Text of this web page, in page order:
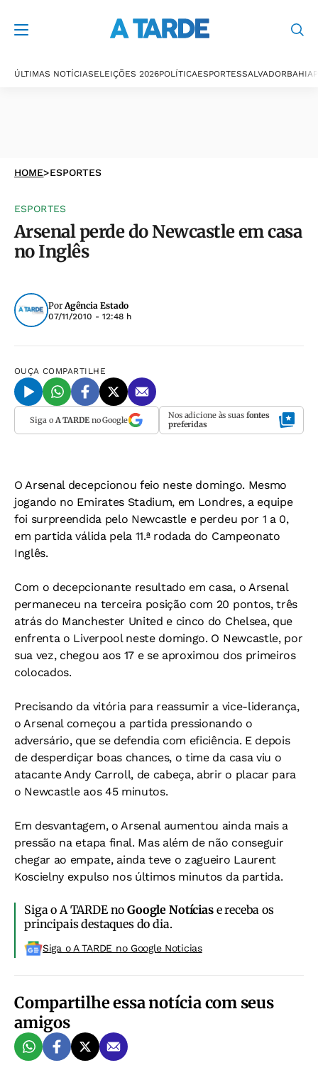
ÚLTIMAS NOTÍCIASELEIÇÕES 2026POLÍTICAESPORTESSALVADORBAHIA
HOME>ESPORTES
ESPORTES
Arsenal perde do Newcastle em casa
no Inglês
PorAgência Estado
07/11/2010 - 12:48 h
OUÇA COMPARTILHE
Siga o A TARDEno Google Nos adicione às suas fontes
preferidas
O Arsenal decepcionou feio neste domingo. Mesmo
jogando no Emirates Stadium, em Londres, a equipe
foi surpreendida pelo Newcastle e perdeu por 1 a 0,
em partida válida pela 11.ª rodada do Campeonato
Inglês.
Com o decepcionante resultado em casa, o Arsenal
permaneceu na terceira posição com 20 pontos, três
atrás do Manchester United e cinco do Chelsea, que
enfrenta o Liverpool neste domingo. O Newcastle, por
sua vez, chegou aos 17 e se aproximou dos primeiros
colocados.
Precisando da vitória para reassumir a vice-liderança,
o Arsenal começou a partida pressionando o
adversário, que se defendia com eficiência. E depois
de desperdiçar boas chances, o time da casa viu o
atacante Andy Carroll, de cabeça, abrir o placar para
o Newcastle aos 45 minutos.
Em desvantagem, o Arsenal aumentou ainda mais a
pressão na etapa final. Mas além de não conseguir
chegar ao empate, ainda teve o zagueiro Laurent
Koscielny expulso nos últimos minutos da partida.
Siga o A TARDE noGoogle Notíciase receba os
principais destaques do dia.
Siga o A TARDE no Google Noticias
Compartilhe essa notícia com seus
amigos